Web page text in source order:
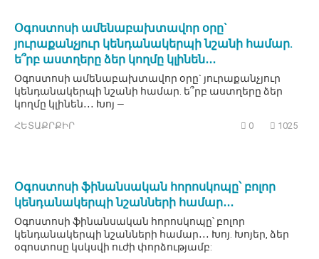
Օգոստոսի ամենաբախտավոր օրը`
յուրաքանչյուր կենդանակերպի նշանի համար.
ե՞րբ աստղերը ձեր կողմը կլինեն․․․
Օգոստոսի ամենաբախտավոր օրը` յուրաքանչյուր
կենդանակերպի նշանի համար. ե՞րբ աստղերը ձեր
կողմը կլինեն․․․ Խոյ —
ՀԵՏԱՔՐՔԻՐ 0 1025
Օգոստոսի ֆինանսական հորոսկոպը՝ բոլոր
կենդանակերպի նշանների համար․․․
Օգոստոսի ֆինանսական հորոսկոպը՝ բոլոր
կենդանակերպի նշանների համար․․․ Խոյ. Խոյեր, ձեր
օգոստոսը կսկսվի ուժի փորձությամբ: